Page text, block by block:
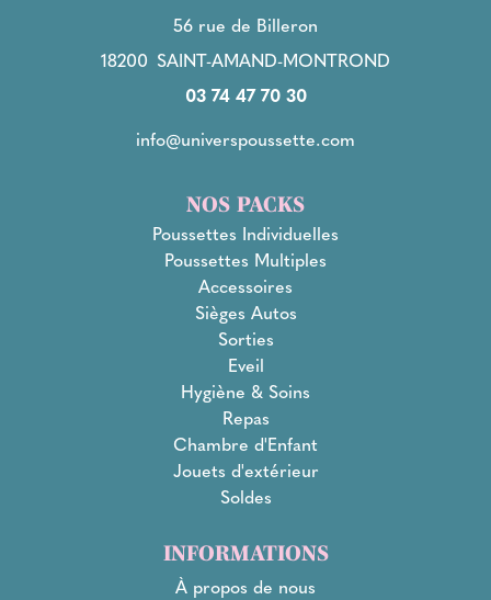
56 rue de Billeron
18200 SAINT-AMAND-MONTROND
03 74 47 70 30
info@universpoussette.com
NOS PACKS
Poussettes Individuelles
Poussettes Multiples
Accessoires
Sièges Autos
Sorties
Eveil
Hygiène & Soins
Repas
Chambre d'Enfant
Jouets d'extérieur
Soldes
INFORMATIONS
À propos de nous